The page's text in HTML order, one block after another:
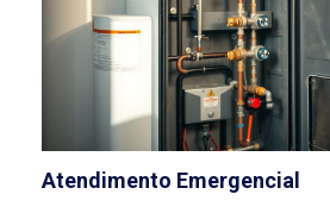
Atendimento Emergencial